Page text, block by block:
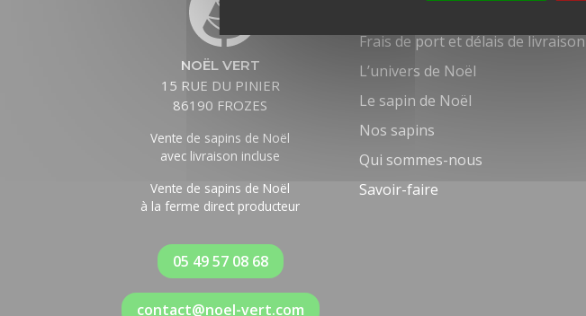
NOËL VERT
15 RUE DU PINIER
86190 FROZES
Vente de sapins de Noël
avec livraison incluse
Vente de sapins de Noël
à la ferme direct producteur
05 49 57 08 68
contact@noel-vert.com
Frais de port et délais de livraison
L’univers de Noël
Le sapin de Noël
Nos sapins
Qui sommes-nous
Savoir-faire